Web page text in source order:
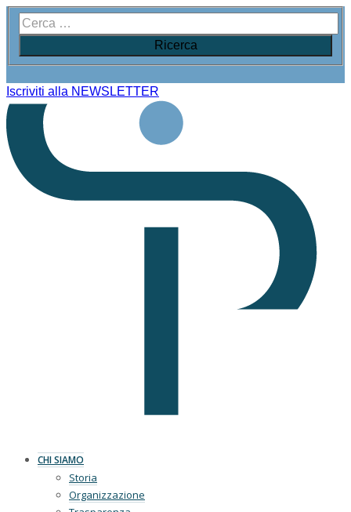
Iscriviti alla NEWSLETTER
CHI SIAMO
Storia
Organizzazione